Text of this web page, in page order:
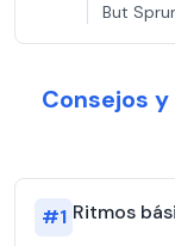
But
Consejos
#1 Ritmos